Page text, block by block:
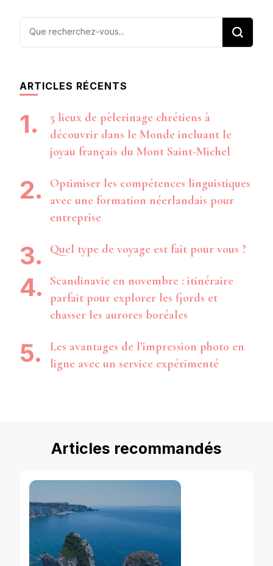
Vous
ARTICLES RÉCENTS
5 lieux de pèlerinage chrétiens à
découvrir dans le Monde incluant le
joyau français du Mont Saint-Michel
Optimiser les compétences linguistiques
avec une formation néerlandais pour
entreprise
Quel type de voyage est fait pour vous ?
Scandinavie en novembre : itinéraire
parfait pour explorer les fjords et
chasser les aurores boréales
Les avantages de l’impression photo en
ligne avec un service expérimenté
Articles recommandés